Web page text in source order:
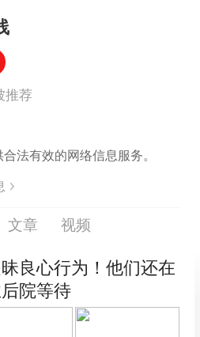
推荐
法有效的网络信息服务。
文章 视频
良心行为！他们还在
院等待